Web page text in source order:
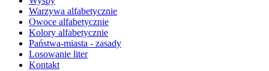
Warzywa alfabetycznie
Owoce alfabetycznie
Kolory alfabetycznie
Państwa-miasta - zasady
Losowanie liter
Kontakt